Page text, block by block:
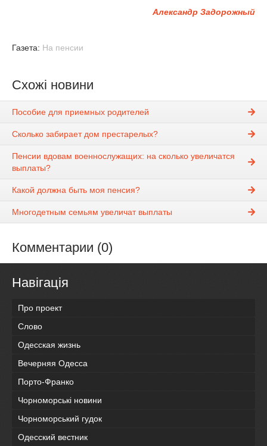
Александр Задорожный
Газета: На пенсии
Схожі новини
Пособие для приемных родителей
Сколько забирает дом престарелых?
Пенсии вдовам военнослужащих: на сколько увеличатся
выплаты?
Какой должна быть моя пенсия?
Многодетным семьям увеличат выплаты
Комментарии (0)
Навігація
Про проект
Слово
Одесская жизнь
Вечерняя Одесса
Порто-Франко
Чорноморські новини
Чорноморський гудок
Одесский вестник